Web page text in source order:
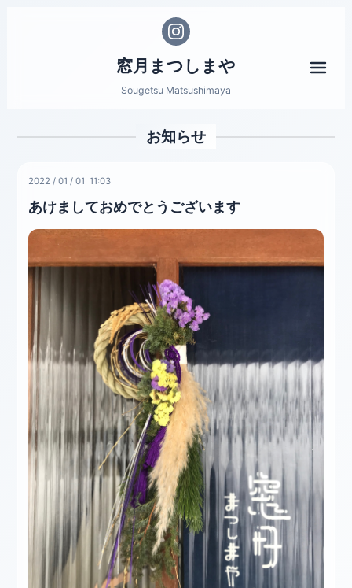
窓月まつしまや
Sougetsu Matsushimaya
お知らせ
2022 /01 /01 11:03
あけましておめでとうございます